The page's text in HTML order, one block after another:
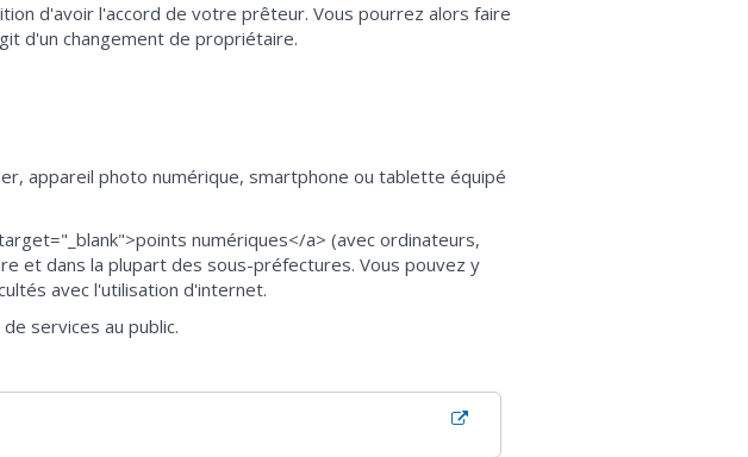
d'avoir l'accord de votre prêteur. Vous pourrez alors faire
d'un changement de propriétaire.
appareil photo numérique, smartphone ou tablette équipé
numériques</a> (avec ordinateurs,
et dans la plupart des sous-préfectures. Vous pouvez y
avec l'utilisation d'internet.
services au public.